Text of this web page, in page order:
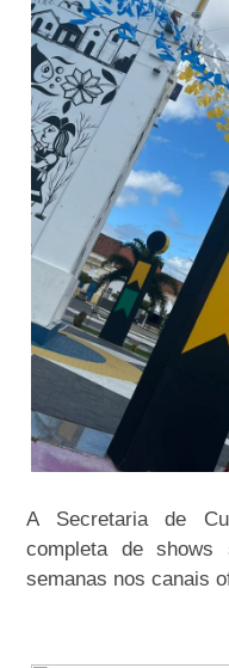
A Secretaria de
completa de shows
semanas nos canais